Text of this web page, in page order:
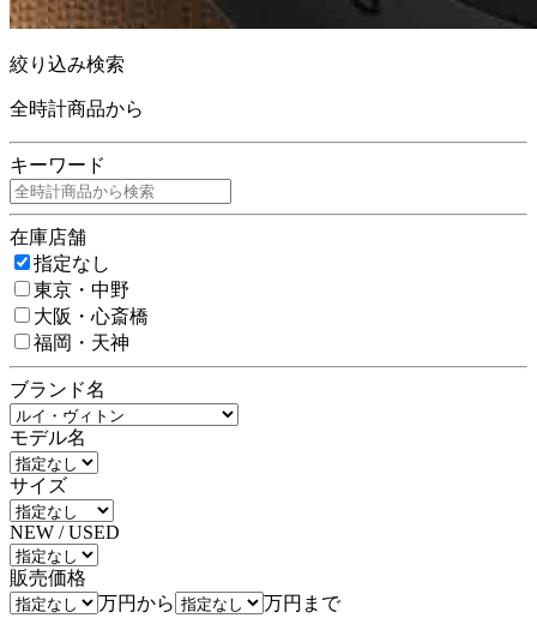
絞り込み検索
全時計商品から
キーワード
在庫店舗
指定なし
東京・中野
大阪・心斎橋
福岡・天神
ブランド名
モデル名
サイズ
NEW / USED
販売価格
万円から
万円まで